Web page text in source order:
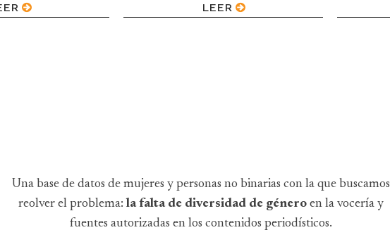
LEER
Una base de datos de mujeres y personas no binarias con la que buscamos
reolver el problema: la falta de diversidad de género en la vocería y
fuentes autorizadas en los contenidos periodísticos.